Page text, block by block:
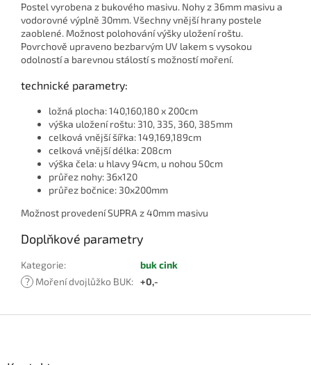
Postel vyrobena z bukového masivu. Nohy z 36mm masivu a
vodorovné výplně 30mm. Všechny vnější hrany postele
zaoblené. Možnost polohování výšky uložení roštu.
Povrchově upraveno bezbarvým UV lakem s vysokou
odolností a barevnou stálostí s možností moření.
technické parametry:
ložná plocha: 140,160,180 x 200cm
výška uložení roštu: 310, 335, 360, 385mm
celková vnější šířka: 149,169,189cm
celková vnější délka: 208cm
výška čela: u hlavy 94cm, u nohou 50cm
průřez nohy: 36x120
průřez bočnice: 30x200mm
Možnost provedení SUPRA z 40mm masivu
Doplňkové parametry
Kategorie:
buk cink
? Moření dvojlůžko BUK: +0,-